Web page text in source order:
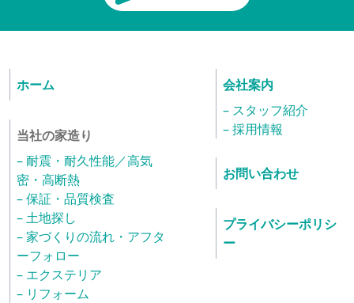
ホーム
当社の家造り
– 耐震・耐久性能／高気
密・高断熱
– 保証・品質検査
– 土地探し
– 家づくりの流れ・アフタ
ーフォロー
– エクステリア
– リフォーム
会社案内
– スタッフ紹介
– 採用情報
お問い合わせ
プライバシーポリシ
ー